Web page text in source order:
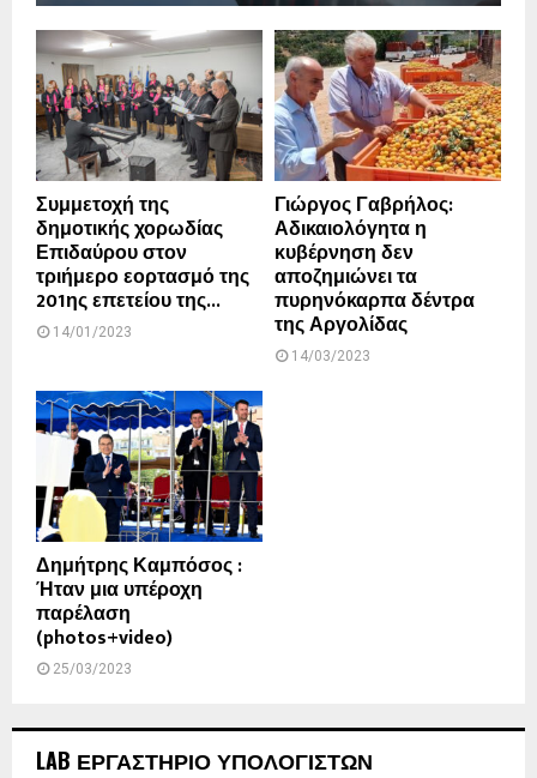
Συμμετοχή της
δημοτικής χορωδίας
Επιδαύρου στον
τριήμερο εορτασμό της
201ης επετείου της...
14/01/2023
Γιώργος Γαβρήλος:
Αδικαιολόγητα η
κυβέρνηση δεν
αποζημιώνει τα
πυρηνόκαρπα δέντρα
της Αργολίδας
14/03/2023
Δημήτρης Καμπόσος :
Ήταν μια υπέροχη
παρέλαση
(photos+video)
25/03/2023
LAB ΕΡΓΑΣΤΗΡΙΟ ΥΠΟΛΟΓΙΣΤΩΝ